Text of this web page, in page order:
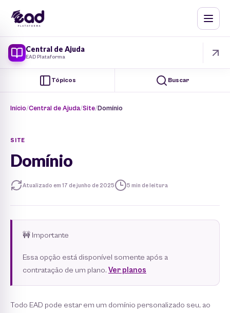
Central de Ajuda
EAD Plataforma
Tópicos Buscar
Início Central de Ajuda Site Domínio
SITE
Domínio
Atualizado em 17 de junho de 2025 5 min de leitura
🚧 Importante
Essa opção está disponível somente após a
contratação de um plano. Ver planos
Todo EAD pode estar em um domínio personalizado seu, ao